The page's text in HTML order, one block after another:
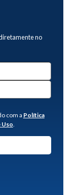
no
com a Política
Uso.